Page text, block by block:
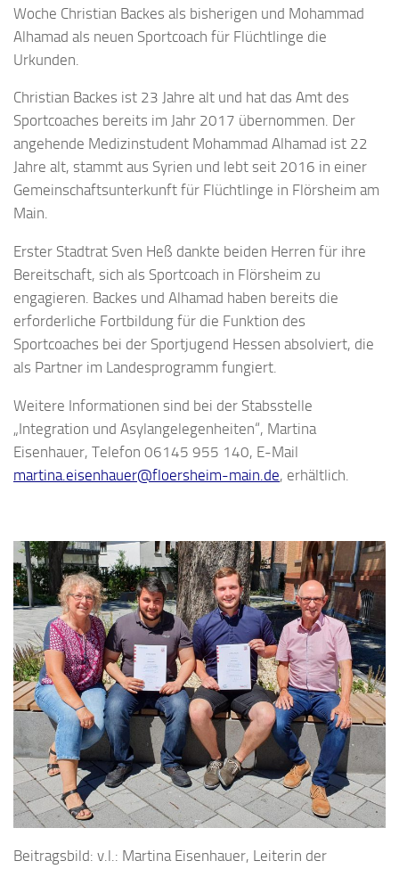
Woche Christian Backes als bisherigen und Mohammad
Alhamad als neuen Sportcoach für Flüchtlinge die
Urkunden.
Christian Backes ist 23 Jahre alt und hat das Amt des
Sportcoaches bereits im Jahr 2017 übernommen. Der
angehende Medizinstudent Mohammad Alhamad ist 22
Jahre alt, stammt aus Syrien und lebt seit 2016 in einer
Gemeinschaftsunterkunft für Flüchtlinge in Flörsheim am
Main.
Erster Stadtrat Sven Heß dankte beiden Herren für ihre
Bereitschaft, sich als Sportcoach in Flörsheim zu
engagieren. Backes und Alhamad haben bereits die
erforderliche Fortbildung für die Funktion des
Sportcoaches bei der Sportjugend Hessen absolviert, die
als Partner im Landesprogramm fungiert.
Weitere Informationen sind bei der Stabsstelle
„Integration und Asylangelegenheiten“, Martina
Eisenhauer, Telefon 06145 955 140, E-Mail
martina.eisenhauer@floersheim-main.de, erhältlich.
Beitragsbild: v.l.: Martina Eisenhauer, Leiterin der